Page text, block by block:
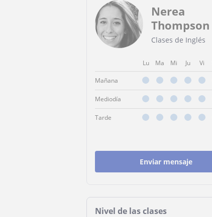
Nerea
Thompson
Clases de Inglés
Lu Ma Mi Ju Vi
Mañana
Mediodía
Tarde
Enviar mensaje
Nivel de las clases